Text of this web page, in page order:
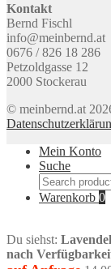
Kontakt
Bernd Fischl
info@meinbernd.at
0676 / 826 18 286
Petzoldgasse 12
2000 Stockerau
© meinbernd.at
Mein Konto
Suche
Search
for:
Warenkorb 0
Du siehst:
nach